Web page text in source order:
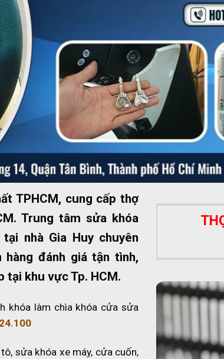
TPHCM, cung cấp thợ
Trung tâm sửa khóa
nhà Gia Huy chuyên
hàng đánh giá tận tình,
tại khu vực Tp. HCM.
khóa làm chìa khóa cửa sửa
sửa khóa xe máy, cửa cuốn,